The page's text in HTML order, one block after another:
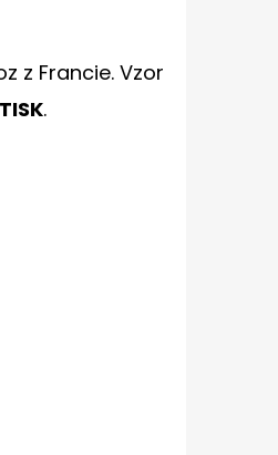
z Francie. Vzor
.